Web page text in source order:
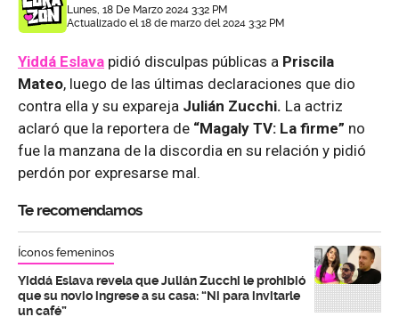
Lunes, 18 De Marzo 2024 3:32 PM
Actualizado el 18 de marzo del 2024 3:32 PM
Yiddá Eslava pidió disculpas públicas a Priscila
Mateo, luego de las últimas declaraciones que dio
contra ella y su expareja Julián Zucchi. La actriz
aclaró que la reportera de “Magaly TV: La firme” no
fue la manzana de la discordia en su relación y pidió
perdón por expresarse mal.
Te recomendamos
Íconos femeninos
Yiddá Eslava revela que Julián Zucchi le prohibió
que su novio ingrese a su casa: “Ni para invitarle
un café”